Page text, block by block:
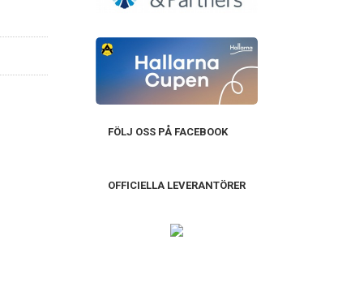
FÖLJ OSS PÅ FACEBOOK
OFFICIELLA LEVERANTÖRER